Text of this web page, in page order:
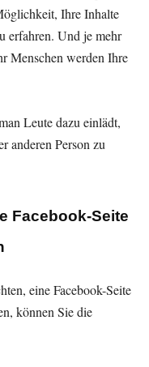
Ihre Inhalte
erfahren. Und je mehr
Menschen werden Ihre
Leute dazu einlädt,
anderen Person zu
Facebook-Seite
eine Facebook-Seite
können Sie die